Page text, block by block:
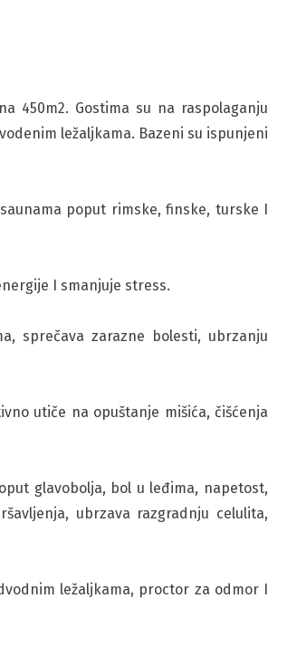
450m2. Gostima su na raspolaganju
ležaljkama. Bazeni su ispunjeni
poput rimske, finske, turske I
I smanjuje stress.
sprečava zarazne bolesti, ubrzanju
utiče na opuštanje mišića, čišćenja
glavobolja, bol u leđima, napetost,
ubrzava razgradnju celulita,
ležaljkama, proctor za odmor I